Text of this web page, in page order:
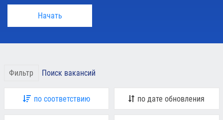
Начать
Фильтр Поиск вакансий
по соответствию по дате обновления